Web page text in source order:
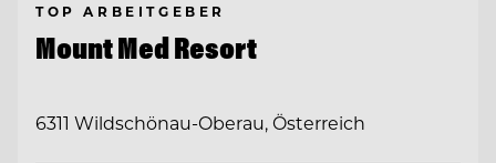
TOP ARBEITGEBER
Mount Med Resort
6311 Wildschönau-Oberau, Österreich